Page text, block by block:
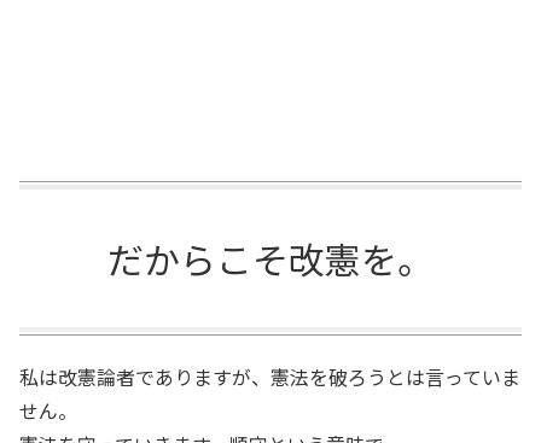
だからこそ改憲を。
私は改憲論者でありますが、憲法を破ろうとは言っていま
せん。